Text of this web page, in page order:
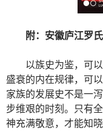
附：安徽庐江罗
以族史为鉴，可
盛衰的内在规律，可
家族的发展史不是一
步维艰的时刻。只有
神充满敬意，才能知